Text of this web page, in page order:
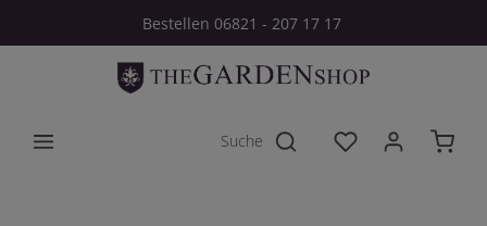
Zum Hauptinhalt springenBestellen 06821 - 207 17 17
Du hast 0